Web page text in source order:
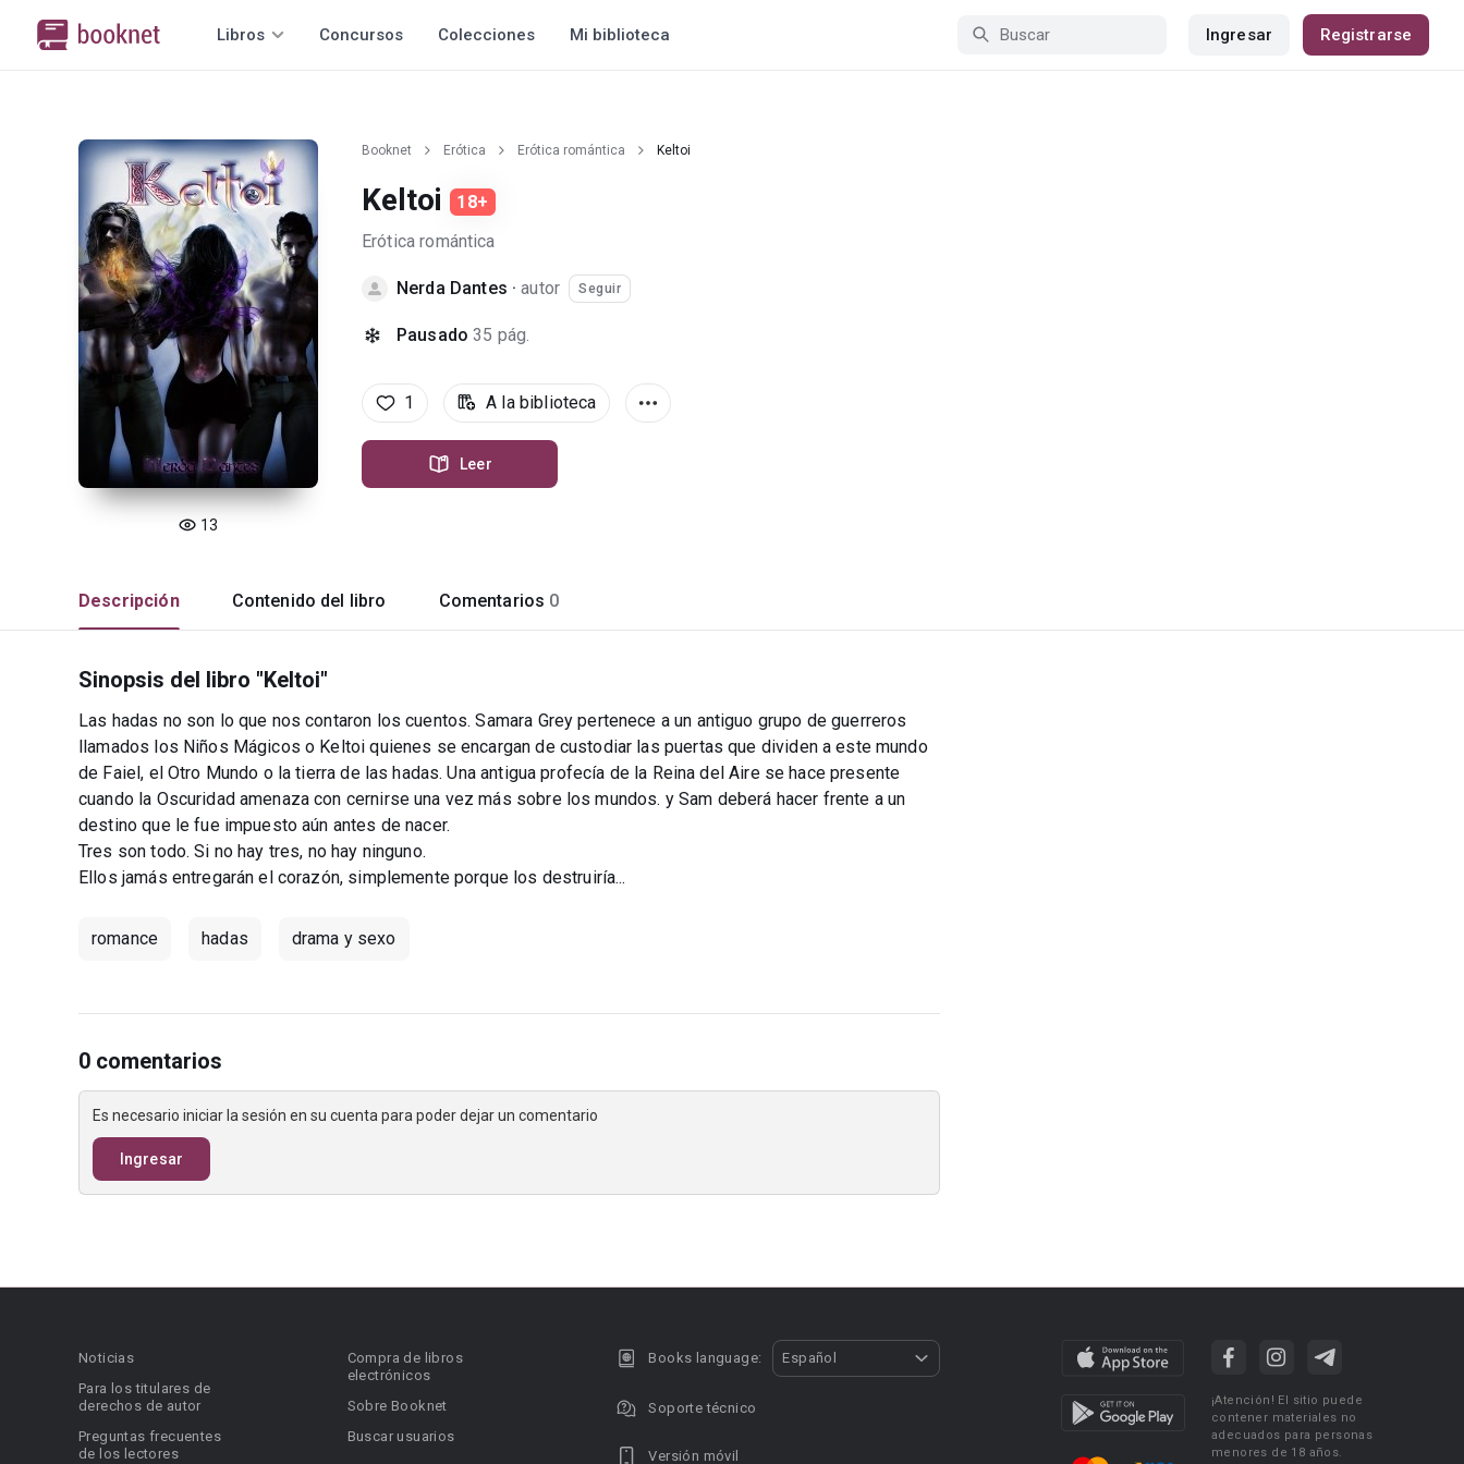
Libros Concursos Colecciones Mi biblioteca Ingresar Registrarse
13
Booknet Erótica Erótica romántica Keltoi
Keltoi
18+
Erótica romántica
Nerda Dantes ·autor Seguir
Pausado 35 pág.
1 A la biblioteca
Leer
Descripción Contenido del libro Comentarios 0
Sinopsis del libro "Keltoi"
Las hadas no son lo que nos contaron los cuentos. Samara Grey pertenece a un antiguo grupo de guerreros
llamados los Niños Mágicos o Keltoi quienes se encargan de custodiar las puertas que dividen a este mundo
de Faiel, el Otro Mundo o la tierra de las hadas. Una antigua profecía de la Reina del Aire se hace presente
cuando la Oscuridad amenaza con cernirse una vez más sobre los mundos. y Sam deberá hacer frente a un
destino que le fue impuesto aún antes de nacer.
Tres son todo. Si no hay tres, no hay ninguno.
Ellos jamás entregarán el corazón, simplemente porque los destruiría...
romance hadas drama y sexo
0 comentarios
Es necesario iniciar la sesión en su cuenta para poder dejar un comentario
Ingresar
Noticias
Para los titulares de
derechos de autor
Preguntas frecuentes
de los lectores
Compra de libros
electrónicos
Sobre Booknet
Buscar usuarios
Books language: Español
Soporte técnico
Versión móvil
¡Atención! El sitio puede
contener materiales no
adecuados para personas
menores de 18 años.